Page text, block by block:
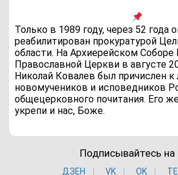
Только в 1989 году, через 52 года
реабилитирован прокуратурой
области. На Архиерейском Соборе
Православной Церкви в августе
Николай Ковалев был причислен к
новомучеников и исповедников
общецерковного почитания. Его
укрепи и нас, Боже.
Подписывайтесь на
ДЗЕН VK ОK